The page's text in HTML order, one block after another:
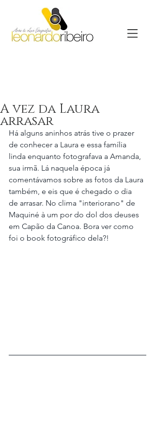
A vez da Laura
arrasar
Há alguns aninhos atrás tive o prazer
de conhecer a Laura e essa família
linda enquanto fotografava a Amanda,
sua irmã. Lá naquela época já
comentávamos sobre as fotos da Laura
também, e eis que é chegado o dia
de arrasar. No clima "interiorano" de
Maquiné à um por do dol dos deuses
em Capão da Canoa. Bora ver como
foi o book fotográfico dela?!